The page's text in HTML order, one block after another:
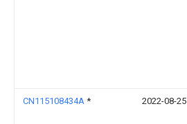
CN115108434A * 2022-08-25